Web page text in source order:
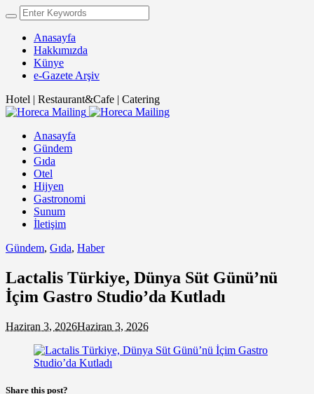
Anasayfa
Hakkımızda
Künye
e-Gazete Arşiv
Hotel | Restaurant&Cafe | Catering
Anasayfa
Gündem
Gıda
Otel
Hijyen
Gastronomi
Sunum
İletişim
Gündem, Gıda, Haber
Lactalis Türkiye, Dünya Süt Günü’nü
İçim Gastro Studio’da Kutladı
Haziran 3, 2026Haziran 3, 2026
Share this post?